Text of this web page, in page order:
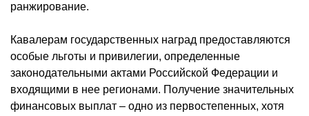
ранжирование.
Кавалерам государственных наград предоставляются
особые льготы и привилегии, определенные
законодательными актами Российской Федерации и
входящими в нее регионами. Получение значительных
финансовых выплат – одно из первостепенных, хотя